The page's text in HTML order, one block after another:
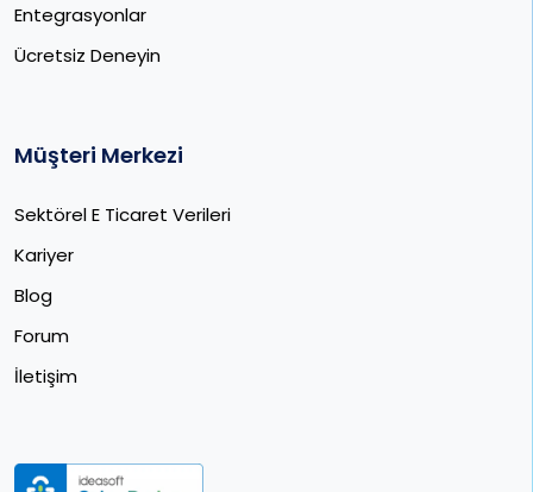
Entegrasyonlar
Ücretsiz Deneyin
Müşteri Merkezi
Sektörel E Ticaret Verileri
Kariyer
Blog
Forum
İletişim